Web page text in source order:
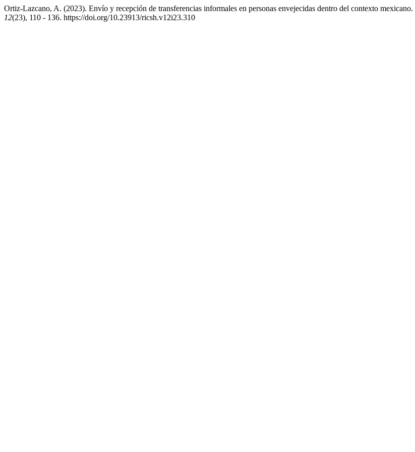
Ortiz-Lazcano, A. (2023). Envío y recepción de transferencias informales en personas envejecidas dentro del contexto mexicano.
12(23), 110 - 136. https://doi.org/10.23913/ricsh.v12i23.310